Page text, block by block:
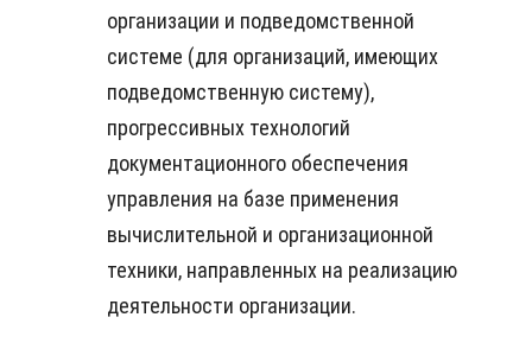
организации и подведомственной
системе (для организаций, имеющих
подведомственную систему),
прогрессивных технологий
документационного обеспечения
управления на базе применения
вычислительной и организационной
техники, направленных на реализацию
деятельности организации.